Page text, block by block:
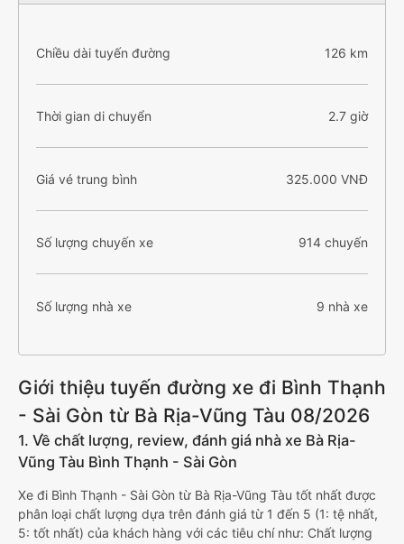
Chiều dài tuyến đường 126 km
Thời gian di chuyển 2.7 giờ
Giá vé trung bình 325.000 VNĐ
Số lượng chuyến xe 914 chuyến
Số lượng nhà xe 9 nhà xe
Giới thiệu tuyến đường xe đi Bình Thạnh
- Sài Gòn từ Bà Rịa-Vũng Tàu 08/2026
1. Về chất lượng, review, đánh giá nhà xe Bà Rịa-
Vũng Tàu Bình Thạnh - Sài Gòn
Xe đi Bình Thạnh - Sài Gòn từ Bà Rịa-Vũng Tàu tốt nhất được
phân loại chất lượng dựa trên đánh giá từ 1 đến 5 (1: tệ nhất,
5: tốt nhất) của khách hàng với các tiêu chí như: Chất lượng